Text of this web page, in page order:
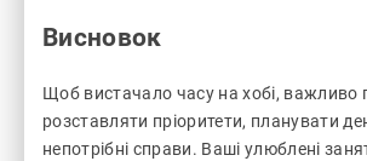
Висновок
Щоб вистачало часу на хобі, важливо
розставляти пріоритети, планувати
непотрібні справи. Ваші улюблені